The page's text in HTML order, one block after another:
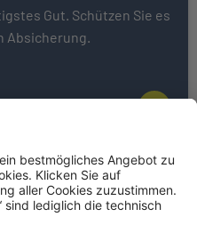
Gut. Schützen Sie es
Absicherung.